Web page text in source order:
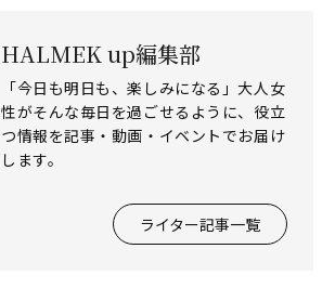
HALMEK up編集部
「今日も明日も、楽しみになる」大人女
性がそんな毎日を過ごせるように、役立
つ情報を記事・動画・イベントでお届け
します。
ライター記事一覧